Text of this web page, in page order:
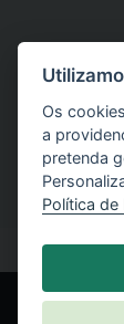
Baixe os
Os
a
pretenda
Política de